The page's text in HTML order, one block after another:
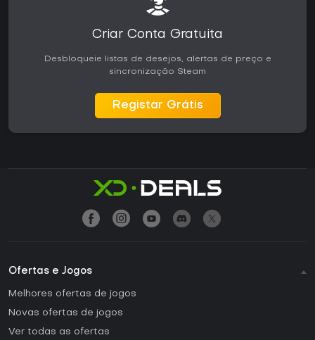
Criar Conta Gratuita
Desbloqueie listas de desejos, alertas de preço e
sincronização Steam
Registar Grátis
Ofertas e Jogos
Melhores ofertas de jogos
Novas ofertas de jogos
Ver todas as ofertas